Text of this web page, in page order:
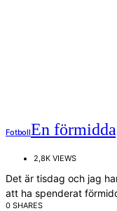
FotbollEn
2,8K VIEWS
Det är tisdag och jag
att ha spenderat
0 SHARES